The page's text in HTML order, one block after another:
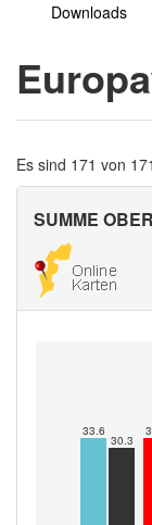
Downloads
Es sind 171 von
SUMME
33.6
30.3